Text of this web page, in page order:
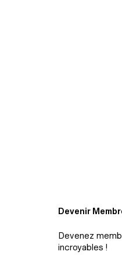
Devenir
Devenez
incroyables !